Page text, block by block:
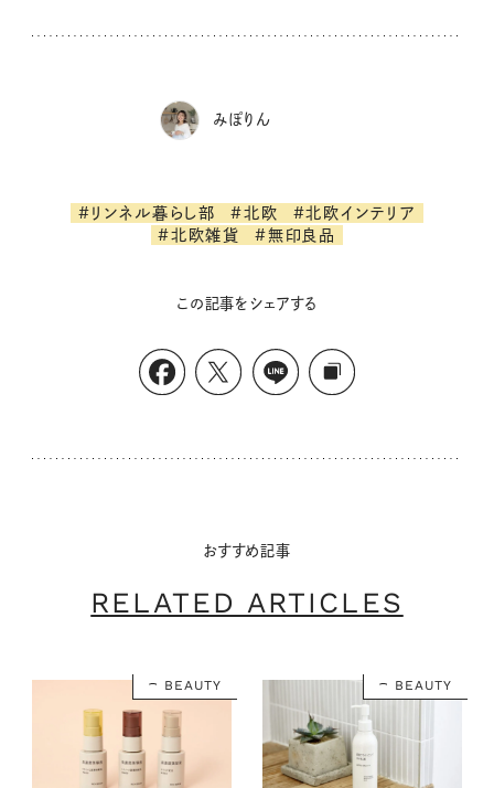
みぽりん
#リンネル暮らし部 #北欧
#北欧インテリア
#北欧雑貨
#無印良品
この記事をシェアする
おすすめ記事
RELATED ARTICLES
BEAUTY BEAUTY